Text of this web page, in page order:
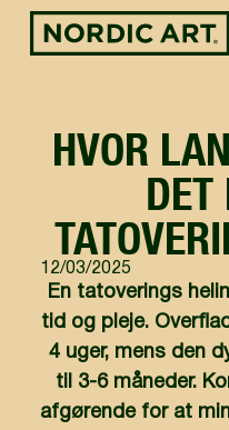
HVOR
DET
12/03/2025
En tatoverings
tid og pleje.
4 uger, mens den
til 3-6 måneder.
afgørende for at